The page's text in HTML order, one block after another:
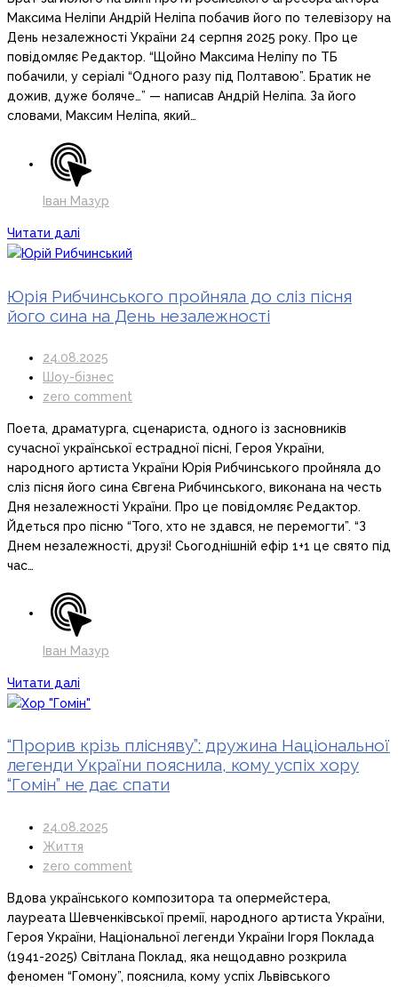
Максима Неліпи Андрій Неліпа побачив його по телевізору на
День незалежності України 24 серпня 2025 року. Про це
повідомляє Редактор. “Щойно Максима Неліпу по ТБ
побачили, у серіалі “Одного разу під Полтавою”. Братик не
дожив, дуже боляче…” — написав Андрій Неліпа. За його
словами, Максим Неліпа, який…
Іван Мазур
Читати далі
Юрія Рибчинського пройняла до сліз пісня
його сина на День незалежності
24.08.2025
Шоу-бізнес
zero comment
Поета, драматурга, сценариста, одного із засновників
сучасної української естрадної пісні, Героя України,
народного артиста України Юрія Рибчинського пройняла до
сліз пісня його сина Євгена Рибчинського, виконана на честь
Дня незалежності України. Про це повідомляє Редактор.
Йдеться про пісню “Того, хто не здався, не перемогти”. “З
Днем незалежності, друзі! Сьогоднішній ефір 1+1 це свято під
час…
Іван Мазур
Читати далі
“Прорив крізь плісняву”: дружина Національної
легенди України пояснила, кому успіх хору
“Гомін” не дає спати
24.08.2025
Життя
zero comment
Вдова українського композитора та опермейстера,
лауреата Шевченківської премії, народного артиста України,
Героя України, Національної легенди України Ігоря Поклада
(1941-2025) Світлана Поклад, яка нещодавно розкрила
феномен “Гомону”, пояснила, кому успіх Львівського